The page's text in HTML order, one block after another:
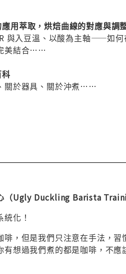
用萃取，烘焙曲線的對應與調
與入豆溫、以酸為主軸——如
美結合……
關於器具、關於沖煮……
（Ugly Duckling Barista
化！
啡，但是我們只注意在手法，
有想過我們煮的都是咖啡，不